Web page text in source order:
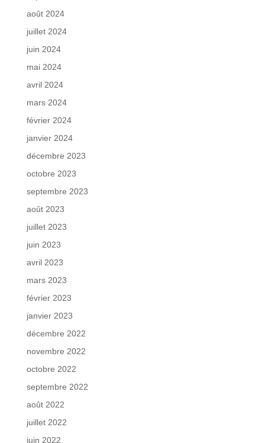
août 2024
juillet 2024
juin 2024
mai 2024
avril 2024
mars 2024
février 2024
janvier 2024
décembre 2023
octobre 2023
septembre 2023
août 2023
juillet 2023
juin 2023
avril 2023
mars 2023
février 2023
janvier 2023
décembre 2022
novembre 2022
octobre 2022
septembre 2022
août 2022
juillet 2022
juin 2022